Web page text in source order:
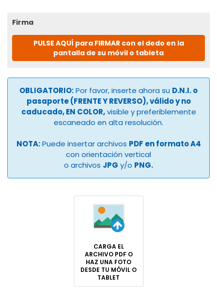
Firma
PULSE AQUÍ para FIRMAR con el dedo en la
pantalla de su móvil o tableta
OBLIGATORIO:Por favor, inserte ahora su D.N.I. o
pasaporte (FRENTE Y REVERSO), válido y no
caducado, EN COLOR,visible y preferiblemente
escaneado en alta resolución.
NOTA:Puede insertar archivos PDF en formato A4
con orientación vertical
o archivos JPG y/o PNG.
CARGA EL
ARCHIVO PDF O
HAZ UNA FOTO
DESDE TU MÓVIL O
TABLET